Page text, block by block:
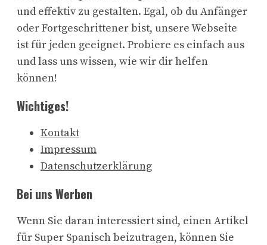
und effektiv zu gestalten. Egal, ob du Anfänger
oder Fortgeschrittener bist, unsere Webseite
ist für jeden geeignet. Probiere es einfach aus
und lass uns wissen, wie wir dir helfen
können!
Wichtiges!
Kontakt
Impressum
Datenschutzerklärung
Bei uns Werben
Wenn Sie daran interessiert sind, einen Artikel
für Super Spanisch beizutragen, können Sie